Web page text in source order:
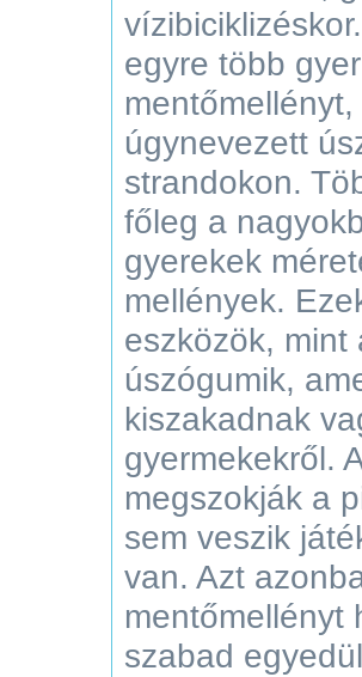
egyre több
úgynevezett
strandokon.
főleg a
gyerekek
mellények.
eszközök, mint
úszógumik,
kiszakadnak
gyermekekről.
megszokják a
sem veszik
van. Azt
mentőmellényt
szabad